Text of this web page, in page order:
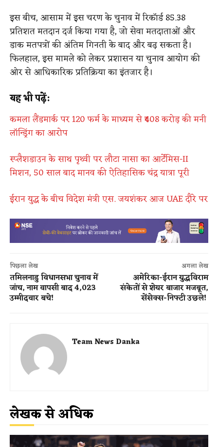
इस बीच, आसाम में इस चरण के चुनाव में रिकॉर्ड 85.38
प्रतिशत मतदान दर्ज किया गया है, जो सेवा मतदाताओं और
डाक मतपत्रों की अंतिम गिनती के बाद और बढ़ सकता है।
फिलहाल, इस मामले को लेकर प्रशासन या चुनाव आयोग की
ओर से आधिकारिक प्रतिक्रिया का इंतजार है।
यह भी पढ़ें:
कमला लैंडमार्क पर 120 फर्म के माध्यम से ₹408 करोड़ की मनी
लॉन्ड्रिंग का आरोप
स्प्लैशडाउन के साथ पृथ्वी पर लौटा नासा का आर्टेमिस-II
मिशन, 50 साल बाद मानव की ऐतिहासिक चंद्र यात्रा पूरी
ईरान युद्ध के बीच विदेश मंत्री एस. जयशंकर आज UAE दौरे पर
पिछला लेख
तमिलनाडु विधानसभा चुनाव में
जांच, नाम वापसी बाद 4,023
उम्मीदवार बचे!
अगला लेख
अमेरिका-ईरान युद्धविराम
संकेतों से शेयर बाजार मजबूत,
सेंसेक्स-निफ्टी उछले!
Team News Danka
लेखक से अधिक